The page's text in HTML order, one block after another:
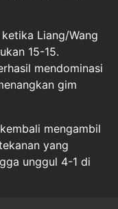
Liang/Wang
15-15.
mendominasi
gim
mengambil
yang
unggul 4-1 di